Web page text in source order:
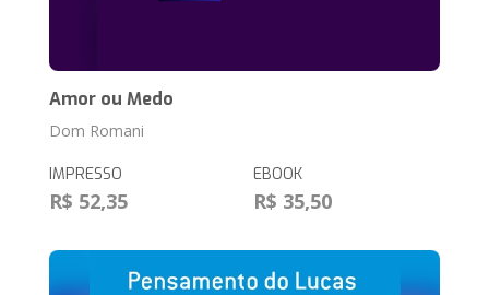
Amor ou Medo
Dom Romani
IMPRESSO
R$ 52,35
EBOOK
R$ 35,50